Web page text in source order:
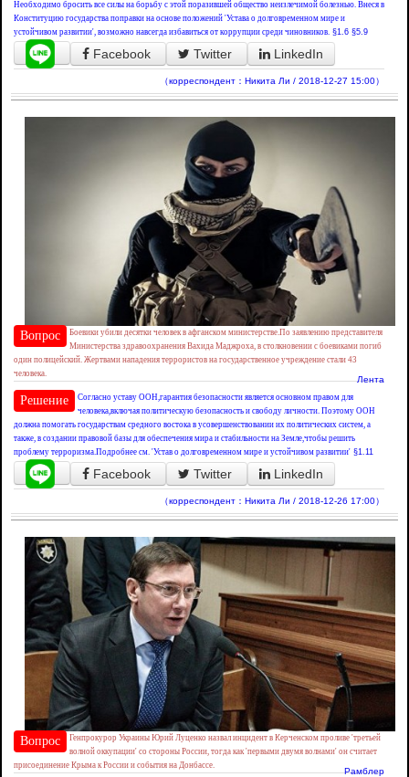
Необходимо бросить все силы на борьбу с этой поразившей общество неизлечимой болезнью. Внеся в
Конституцию государства поправки на основе положений 'Устава о долговременном мире и
устойчивом развитии', возможно навсегда избавиться от коррупции среди чиновников. §1.6 §5.9
Facebook Twitter LinkedIn
（корреспондент：Никита Ли / 2018-12-27 15:00）
Вопрос
Боевики убили десятки человек в афганском министерстве.По заявлению представителя
Министерства здравоохранения Вахида Маджроха, в столкновении с боевиками погиб
один полицейский. Жертвами нападения террористов на государственное учреждение стали 43
человека.
Лента
Решение
Согласно уставу ООН,гарантия безопасности является основном правом для
человека,включая политическую безопасность и свободу личности. Поэтому ООН
должна помогать государствам средного востока в усовершенствовании их политических систем, а
также, в создании правовой базы для обеспечения мира и стабильности на Земле,чтобы решить
проблему терроризма.Подробнее см. 'Устав о долговременном мире и устойчивом развитии' §1.11
Facebook Twitter LinkedIn
（корреспондент：Никита Ли / 2018-12-26 17:00）
Вопрос
Генпрокурор Украины Юрий Луценко назвал инцидент в Керченском проливе 'третьей
волной оккупации' со стороны России, тогда как 'первыми двумя волнами' он считает
присоединение Крыма к России и события на Донбассе.
Рамблер